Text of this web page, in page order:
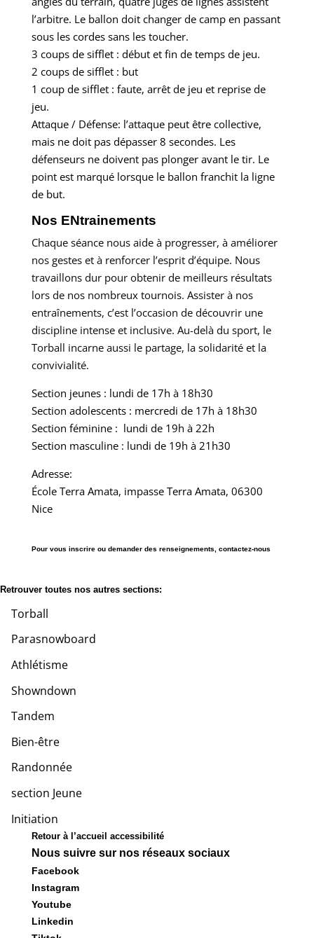
l’arbitre. Le ballon doit changer de camp en passant
sous les cordes sans les toucher.
3 coups de sifflet : début et fin de temps de jeu.
2 coups de sifflet : but
1 coup de sifflet : faute, arrêt de jeu et reprise de
jeu.
Attaque / Défense: l’attaque peut être collective,
mais ne doit pas dépasser 8 secondes. Les
défenseurs ne doivent pas plonger avant le tir. Le
point est marqué lorsque le ballon franchit la ligne
de but.
Nos ENtrainements
Chaque séance nous aide à progresser, à améliorer
nos gestes et à renforcer l’esprit d’équipe. Nous
travaillons dur pour obtenir de meilleurs résultats
lors de nos nombreux tournois. Assister à nos
entraînements, c’est l’occasion de découvrir une
discipline intense et inclusive. Au-delà du sport, le
Torball incarne aussi le partage, la solidarité et la
convivialité.
Section jeunes : lundi de 17h à 18h30
Section adolescents : mercredi de 17h à 18h30
Section féminine : lundi de 19h à 22h
Section masculine : lundi de 19h à 21h30
Adresse:
École Terra Amata, impasse Terra Amata, 06300
Nice
Pour vous inscrire ou demander des renseignements, contactez-nous
Retrouver toutes nos autres sections:
Torball
Parasnowboard
Athlétisme
Showndown
Tandem
Bien-être
Randonnée
section Jeune
Initiation
Retour à l’accueil accessibilité
Nous suivre sur nos réseaux sociaux
Facebook
Instagram
Youtube
Linkedin